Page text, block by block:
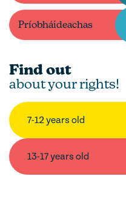
Príobháideachas
Find out
about your rights!
7-12 years old
13-17 years old